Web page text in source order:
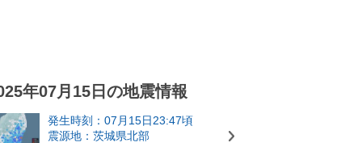
年07月15日の地震情報
発生時刻：07月15日23:47頃
震源地：茨城県北部